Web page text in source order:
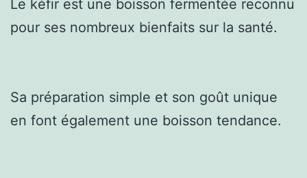
Le kéfir est une boisson fermentée reconnu
pour ses nombreux bienfaits sur la santé.
Sa préparation simple et son goût unique
en font également une boisson tendance.